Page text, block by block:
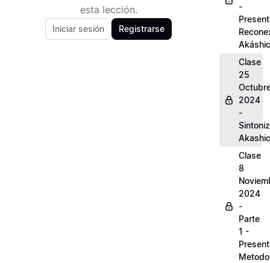
esta lección.
Iniciar sesión Registrarse
-
Clase
25
2024
-
Clase
8
2024
-
Parte
1 -